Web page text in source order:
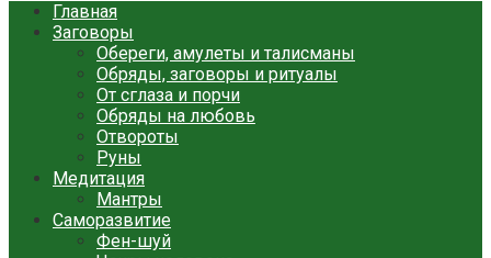
Главная
Заговоры
Обереги, амулеты и талисманы
Обряды, заговоры и ритуалы
От сглаза и порчи
Обряды на любовь
Отвороты
Руны
Медитация
Мантры
Саморазвитие
Фен-шуй